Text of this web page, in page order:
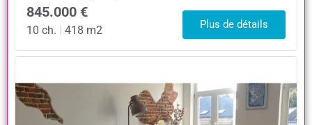
845.000 €
10 ch. 418 m2 Plus de détails